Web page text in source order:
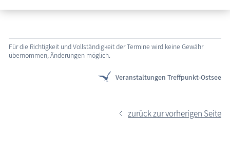
Für die Richtigkeit und Vollständigkeit der Termine wird keine Gewähr
übernommen, Änderungen möglich.
Veranstaltungen Treffpunkt-Ostsee
zurück zur vorherigen Seite